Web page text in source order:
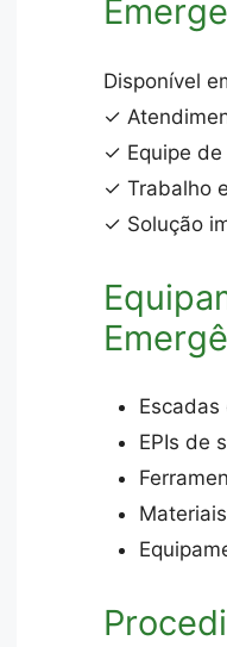
Disponível
✓
✓ Equipe
✓ Trabalho
✓ Solução
Escadas
EPIs de